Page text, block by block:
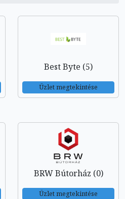
Best Byte (5)
Üzlet megtekintése
BRW Bútorház (0)
Üzlet megtekintése